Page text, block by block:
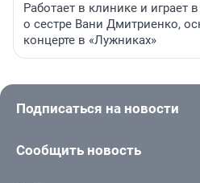
Работает в клинике и играет
о сестре Вани Дмитриенко,
концерте в «Лужниках»
Подписаться на новости
Сообщить новость